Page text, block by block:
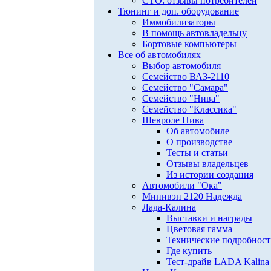
Тюнинг и доп. оборудование
Иммобилизаторы
В помощь автовладельцу
Бортовые компьютеры
Все об автомобилях
Выбор автомобиля
Семейство ВАЗ-2110
Семейство "Самара"
Семейство "Нива"
Семейство "Классика"
Шевроле Нива
Об автомобиле
О производстве
Тесты и статьи
Отзывы владельцев
Из истории создания
Автомобили "Ока"
Минивэн 2120 Надежда
Лада-Калина
Выставки и награды
Цветовая гамма
Технические
Где купить
Тест-драйв LADA Kalina